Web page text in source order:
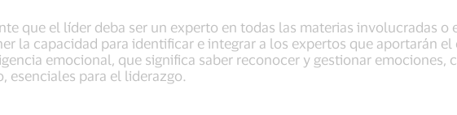
que el líder deba ser un experto en todas las materias involucradas o
la capacidad para identificar e integrar a los expertos que aportarán
emocional, que significa saber reconocer y gestionar
esenciales para el liderazgo.